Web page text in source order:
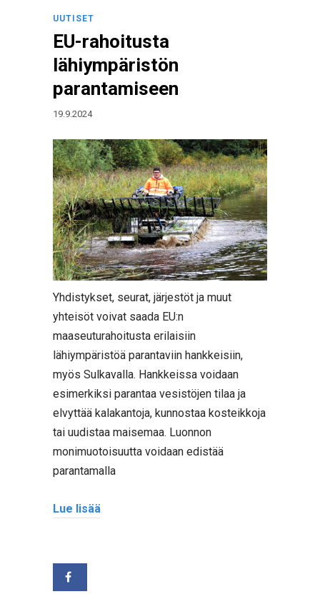
UUTISET
EU-rahoitusta
lähiympäristön
parantamiseen
19.9.2024
Yhdistykset, seurat, järjestöt ja muut
yhteisöt voivat saada EU:n
maaseuturahoitusta erilaisiin
lähiympäristöä parantaviin hankkeisiin,
myös Sulkavalla. Hankkeissa voidaan
esimerkiksi parantaa vesistöjen tilaa ja
elvyttää kalakantoja, kunnostaa kosteikkoja
tai uudistaa maisemaa. Luonnon
monimuotoisuutta voidaan edistää
parantamalla
Lue lisää